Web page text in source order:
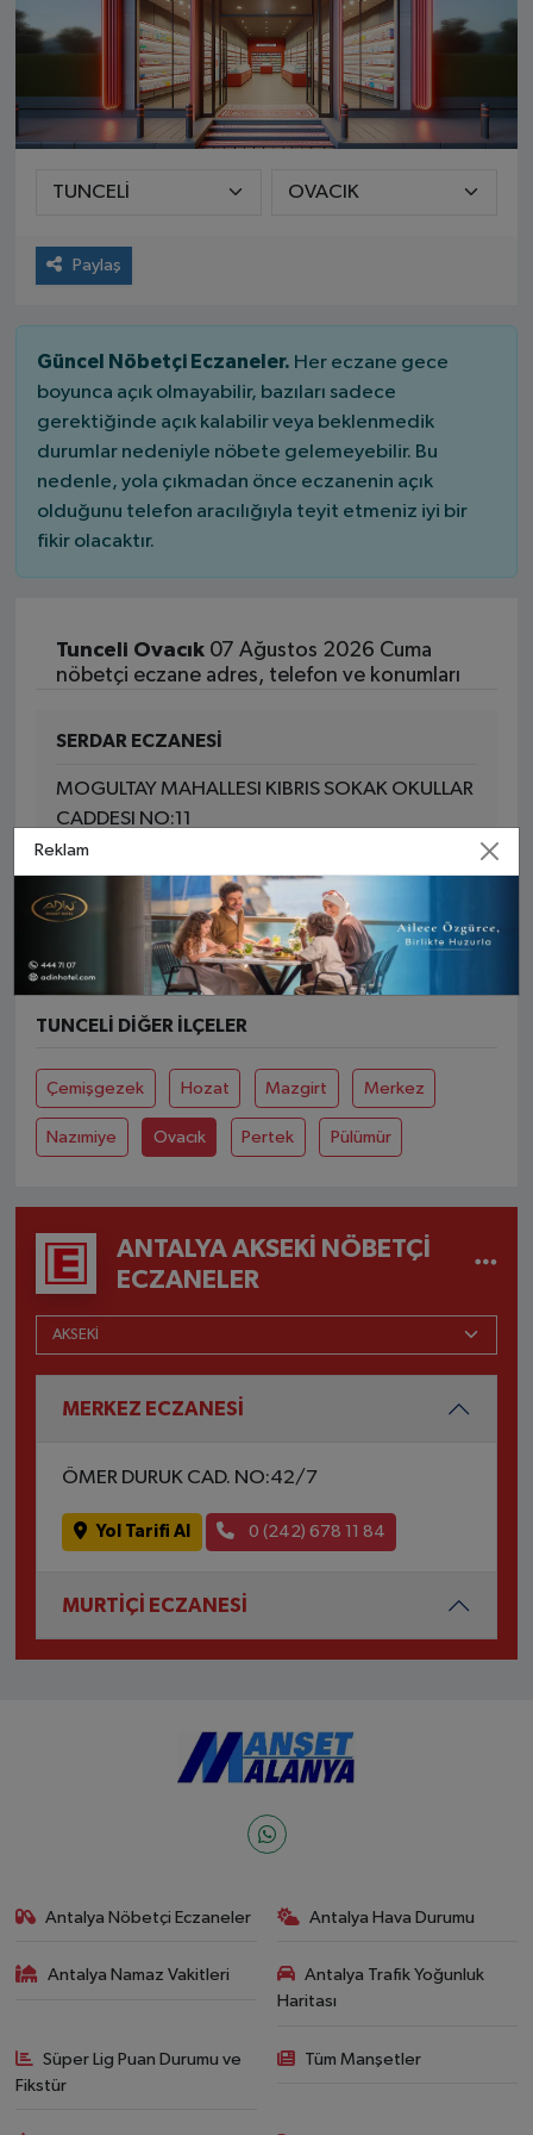
Paylaş
Güncel Nöbetçi Eczaneler. Her eczane gece
boyunca açık olmayabilir, bazıları sadece
gerektiğinde açık kalabilir veya beklenmedik
durumlar nedeniyle nöbete gelemeyebilir. Bu
nedenle, yola çıkmadan önce eczanenin açık
olduğunu telefon aracılığıyla teyit etmeniz iyi bir
fikir olacaktır.
Tunceli Ovacık07 Ağustos 2026 Cuma
nöbetçi eczane adres, telefon ve konumları
SERDAR ECZANESİ
MOGULTAY MAHALLESI KIBRIS SOKAK OKULLAR
CADDESI NO:11
Yol Tarifi Al 0 (428) 212 16 49
TUNCELI DIĞER İLÇELER
Çemişgezek Hozat Mazgirt Merkez
Nazımiye Ovacık Pertek Pülümür
ANTALYA AKSEKI NÖBETÇI
ECZANELER
MERKEZ ECZANESİ
ÖMER DURUK CAD. NO:42/7
Yol Tarifi Al 0 (242) 678 11 84
MURTİÇİ ECZANESİ
Antalya Nöbetçi Eczaneler Antalya Hava Durumu
Antalya Namaz Vakitleri
Antalya Trafik Yoğunluk
Haritası
Süper Lig Puan Durumu ve
Fikstür
Tüm Manşetler
Reklam